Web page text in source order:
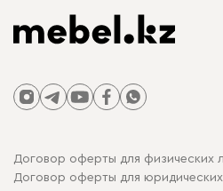
Договор оферты для физических
Договор оферты для